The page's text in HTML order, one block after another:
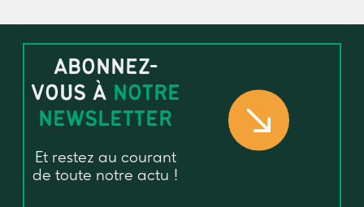
ABONNEZ-
VOUS À NOTRE
NEWSLETTER
Et restez au courant
de toute notre actu !